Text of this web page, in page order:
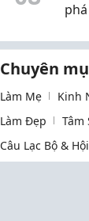
Chuyên
Làm Mẹ Kinh
Làm Đẹp
Tâm
Câu Lạc Bộ &